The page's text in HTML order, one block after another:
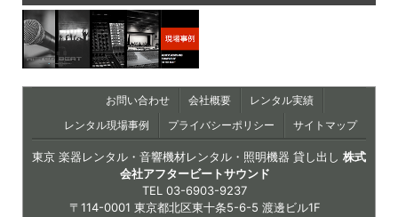
お問い合わせ 会社概要
レンタル実績
レンタル現場事例
プライバシーポリシー サイトマップ
東京 楽器レンタル・音響機材レンタル・照明機器 貸し出し 株式
会社アフタービートサウンド
TEL 03-6903-9237
〒114-0001 東京都北区東十条5-6-5 渡邊ビル1F